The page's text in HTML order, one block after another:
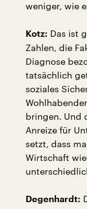
weniger, wie
Kotz: Das ist
Zahlen, die
Diagnose
tatsächlich
soziales
bringen. Und
Anreize für
setzt, dass
Wirtschaft
Degenhardt: